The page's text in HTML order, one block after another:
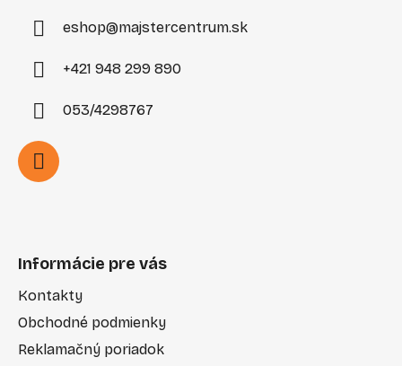
eshop@majstercentrum.sk
+421 948 299 890
053/4298767
Informácie pre vás
Kontakty
Obchodné podmienky
Reklamačný poriadok